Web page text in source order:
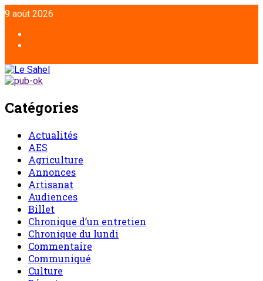
9 août 2026
Catégories
Actualités
AES
Agriculture
Annonces
Artisanat
Audiences
Billet
Chronique d’un entretien
Chronique du lundi
Commentaire
Communiqué
Culture